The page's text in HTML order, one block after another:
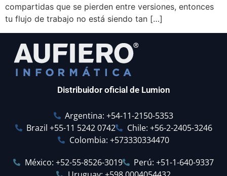
compartidas que se pierden entre versiones, entonces
tu flujo de trabajo no está siendo tan […]
Distribuidor oficial de Lumion
Argentina: +54-11-2150-5353
Brazil +55-11 5242 0742
Chile: +56-2-2405-3246
Colombia: +573330334470
México: +52-55-8526-3019
Perú: +51-1-640-9337